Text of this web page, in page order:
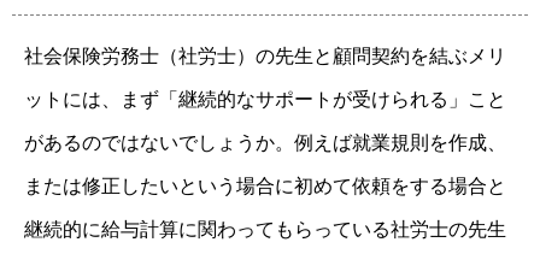
社会保険労務士（社労士）の先生と顧問契約を結ぶメリ
ットには、まず「継続的なサポートが受けられる」こと
があるのではないでしょうか。例えば就業規則を作成、
または修正したいという場合に初めて依頼をする場合と
継続的に給与計算に関わってもらっている社労士の先生